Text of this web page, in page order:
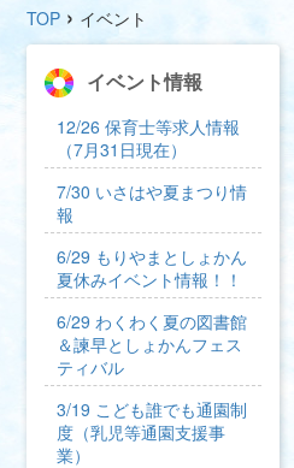
TOP › イベント
イベント情報
12/26 保育士等求人情報
（7月31日現在）
7/30 いさはや夏まつり情
報
6/29 もりやまとしょかん
夏休みイベント情報！！
6/29 わくわく夏の図書館
＆諫早としょかんフェス
ティバル
3/19 こども誰でも通園制
度（乳児等通園支援事
業）